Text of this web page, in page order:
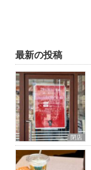
最新の投稿
閉店